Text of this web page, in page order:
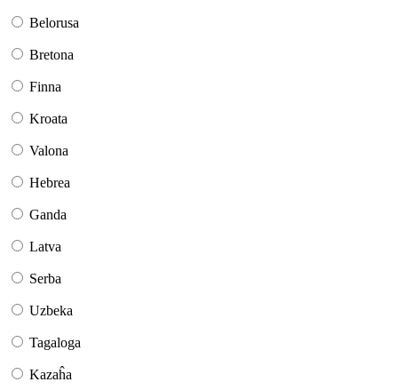
Belorusa
Bretona
Finna
Kroata
Valona
Hebrea
Ganda
Latva
Serba
Uzbeka
Tagaloga
Kazaĥa